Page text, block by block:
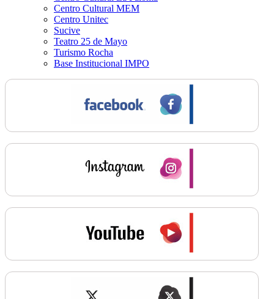
Centro Cultural MEM
Centro Unitec
Sucive
Teatro 25 de Mayo
Turismo Rocha
Base Institucional IMPO